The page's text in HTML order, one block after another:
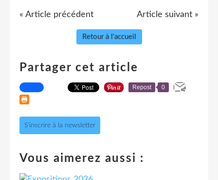
« Article précédent Article suivant »
Retour à l'accueil
Partager cet article
Repost 0
S'inscrire à la newsletter
Vous aimerez aussi :